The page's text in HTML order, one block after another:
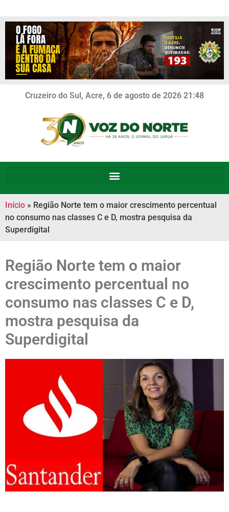
Cruzeiro do Sul, Acre, 6 de agosto de 2026 21:48
Início » Região Norte tem o maior crescimento percentual
no consumo nas classes C e D, mostra pesquisa da
Superdigital
Região Norte tem o maior
crescimento percentual no
consumo nas classes C e D,
mostra pesquisa da
Superdigital